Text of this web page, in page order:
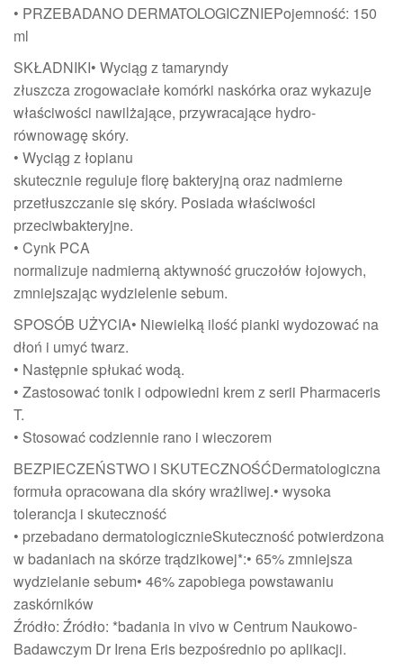
• PRZEBADANO DERMATOLOGICZNIEPojemność: 150
ml
SKŁADNIKI• Wyciąg z tamaryndy
złuszcza zrogowaciałe komórki naskórka oraz wykazuje
właściwości nawilżające, przywracające hydro-
równowagę skóry.
• Wyciąg z łopianu
skutecznie reguluje florę bakteryjną oraz nadmierne
przetłuszczanie się skóry. Posiada właściwości
przeciwbakteryjne.
• Cynk PCA
normalizuje nadmierną aktywność gruczołów łojowych,
zmniejszając wydzielenie sebum.
SPOSÓB UŻYCIA• Niewielką ilość pianki wydozować na
dłoń i umyć twarz.
• Następnie spłukać wodą.
• Zastosować tonik i odpowiedni krem z serii Pharmaceris
T.
• Stosować codziennie rano i wieczorem
BEZPIECZEŃSTWO I SKUTECZNOŚĆDermatologiczna
formuła opracowana dla skóry wrażliwej.• wysoka
tolerancja i skuteczność
• przebadano dermatologicznieSkuteczność potwierdzona
w badaniach na skórze trądzikowej*:• 65% zmniejsza
wydzielanie sebum• 46% zapobiega powstawaniu
zaskórników
Źródło: Źródło: *badania in vivo w Centrum Naukowo-
Badawczym Dr Irena Eris bezpośrednio po aplikacji.